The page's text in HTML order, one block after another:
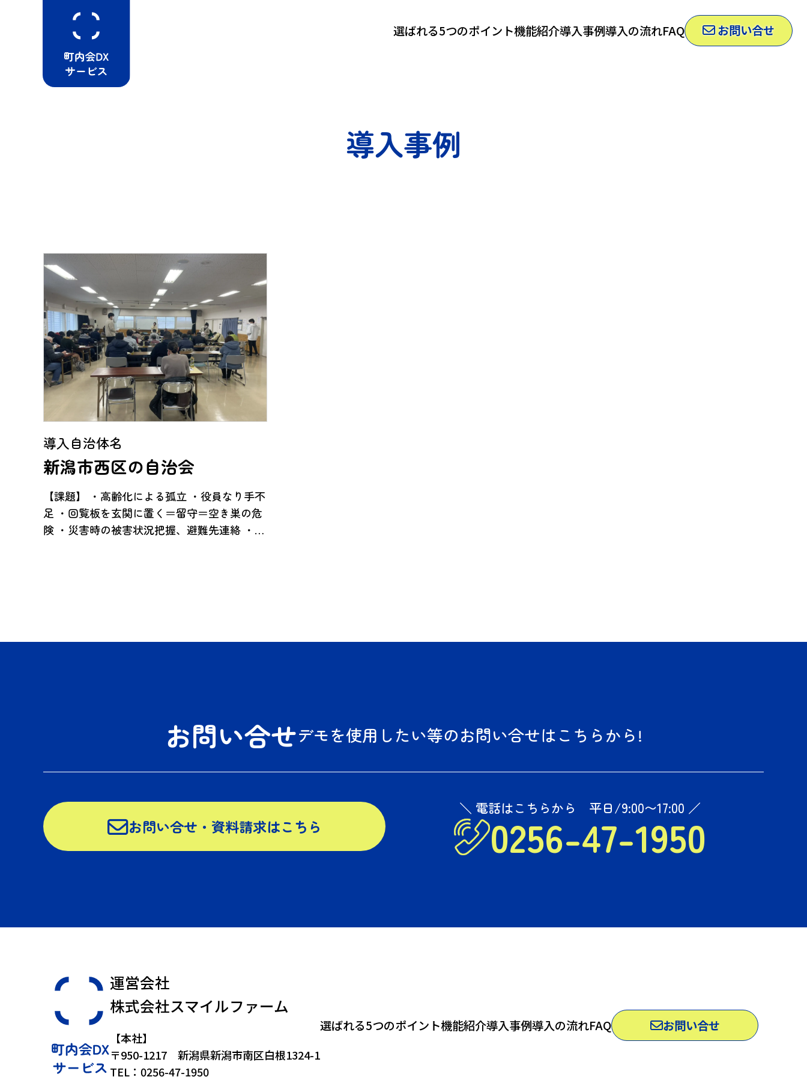
選ばれる5つのポイント機能紹介導入事例導入の流れFAQ お問い合せ
導入事例
導入自治体名
新潟市西区の自治会
【課題】 ・高齢化による孤立 ・役員なり手不
足 ・回覧板を玄関に置く＝留守＝空き巣の危
険 ・災害時の被害状況把握、避難先連絡 ・近
お問い合せデモを使用したい等のお問い合せはこちらから!
お問い合せ・資料請求はこちら
＼ 電話はこちらから 平日/9:00〜17:00 ／
0256-47-1950
運営会社
株式会社スマイルファーム
【本社】
〒950-1217 新潟県新潟市南区白根1324-1
TEL：0256-47-1950
選ばれる5つのポイント機能紹介導入事例導入の流れFAQ お問い合せ